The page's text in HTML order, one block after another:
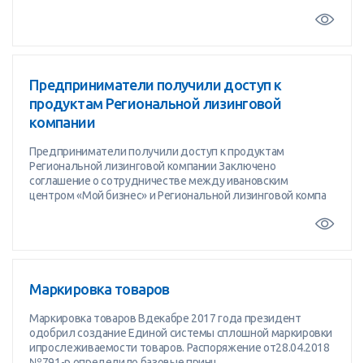
Предприниматели получили доступ к
продуктам Региональной лизинговой
компании
Предприниматели получили доступ к продуктам
Региональной лизинговой компании Заключено
соглашение о сотрудничестве между ивановским
центром «Мой бизнес» и Региональной лизинговой компа
Маркировка товаров
Маркировка товаров Вдекабре 2017 года президент
одобрил создание Единой системы сплошной маркировки
ипрослеживаемости товаров. Распоряжение от28.04.2018